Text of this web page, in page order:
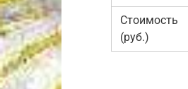
Стоимость
(руб.)